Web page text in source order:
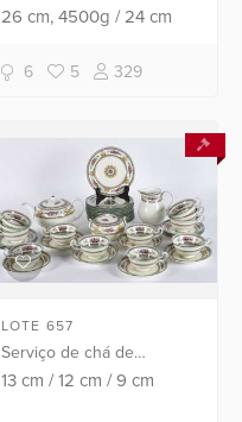
café de prata portuguesa
composto de 5 peças,
26 cm, 4500g / 24 cm
6 5 329
LOTE 657
Serviço de chá de
porcelana Wedgwood
13 cm /12 cm /9 cm